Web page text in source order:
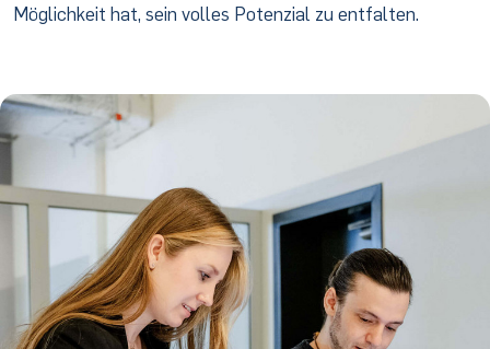
Möglichkeit hat, sein volles Potenzial zu entfalten.